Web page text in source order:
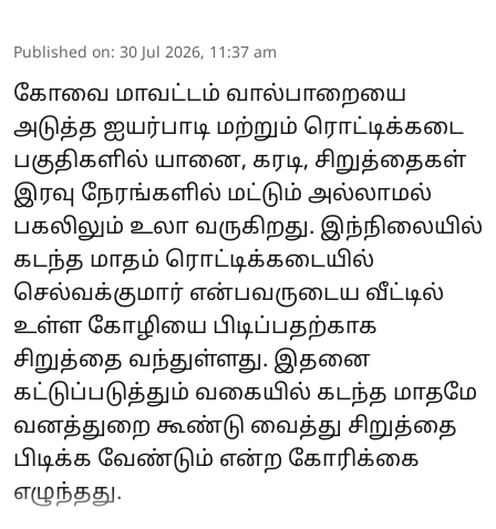
Published on: 30 Jul 2026, 11:37 am
கோவை மாவட்டம் வால்பாறையை
அடுத்த ஐயர்பாடி மற்றும் ரொட்டிக்கடை
பகுதிகளில் யானை, கரடி, சிறுத்தைகள்
இரவு நேரங்களில் மட்டும் அல்லாமல்
பகலிலும் உலா வருகிறது. இந்நிலையில்
கடந்த மாதம் ரொட்டிக்கடையில்
செல்வக்குமார் என்பவருடைய வீட்டில்
உள்ள கோழியை பிடிப்பதற்காக
சிறுத்தை வந்துள்ளது. இதனை
கட்டுப்படுத்தும் வகையில் கடந்த மாதமே
வனத்துறை கூண்டு வைத்து சிறுத்தை
பிடிக்க வேண்டும் என்ற கோரிக்கை
எழுந்தது.